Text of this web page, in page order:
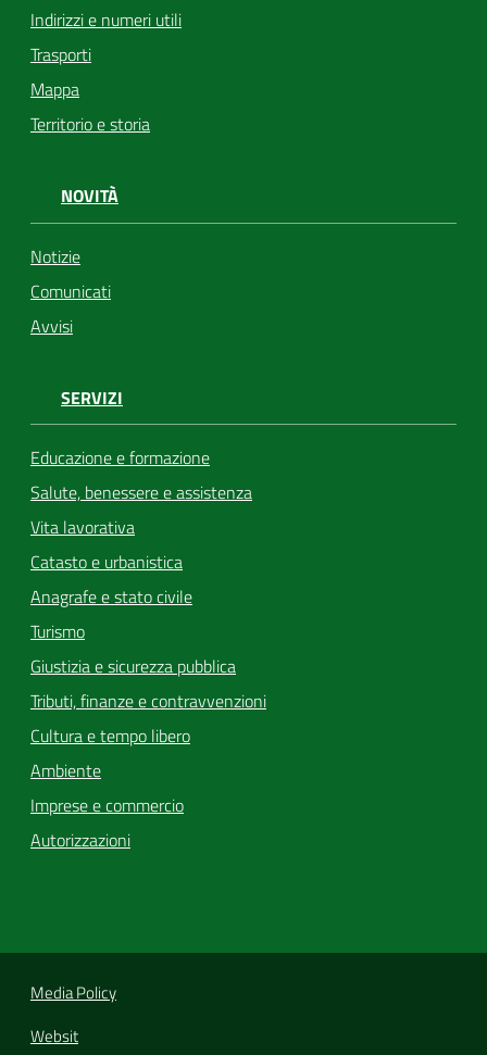
Indirizzi e numeri utili
Trasporti
Mappa
Territorio e storia
NOVITÀ
Notizie
Comunicati
Avvisi
SERVIZI
Educazione e formazione
Salute, benessere e assistenza
Vita lavorativa
Catasto e urbanistica
Anagrafe e stato civile
Turismo
Giustizia e sicurezza pubblica
Tributi, finanze e contravvenzioni
Cultura e tempo libero
Ambiente
Imprese e commercio
Autorizzazioni
Media Policy
Websit